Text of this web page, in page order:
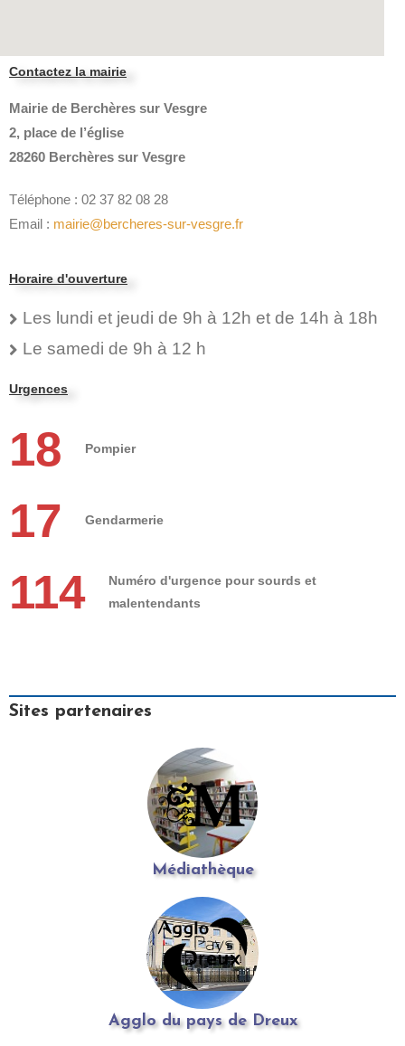
Contactez la mairie
Mairie de Berchères sur Vesgre
2, place de l’église
28260 Berchères sur Vesgre
Téléphone : 02 37 82 08 28
Email : mairie@bercheres-sur-vesgre.fr
Horaire d'ouverture
Les lundi et jeudi de 9h à 12h et de 14h à 18h
Le samedi de 9h à 12 h
Urgences
18 Pompier
17 Gendarmerie
114
Numéro d'urgence pour sourds et
malentendants
Sites partenaires
Médiathèque
Agglo du pays de Dreux